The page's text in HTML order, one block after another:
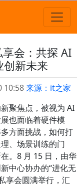
会：共探 AI
创新未来
10:58来源：it之家
聚焦点，被视为 AI
也面临着硬件模
方面挑战，如何打
、场景训练的门
。8 月 15 日，由华
中心协办的“进化无
享会圆满举行，汇